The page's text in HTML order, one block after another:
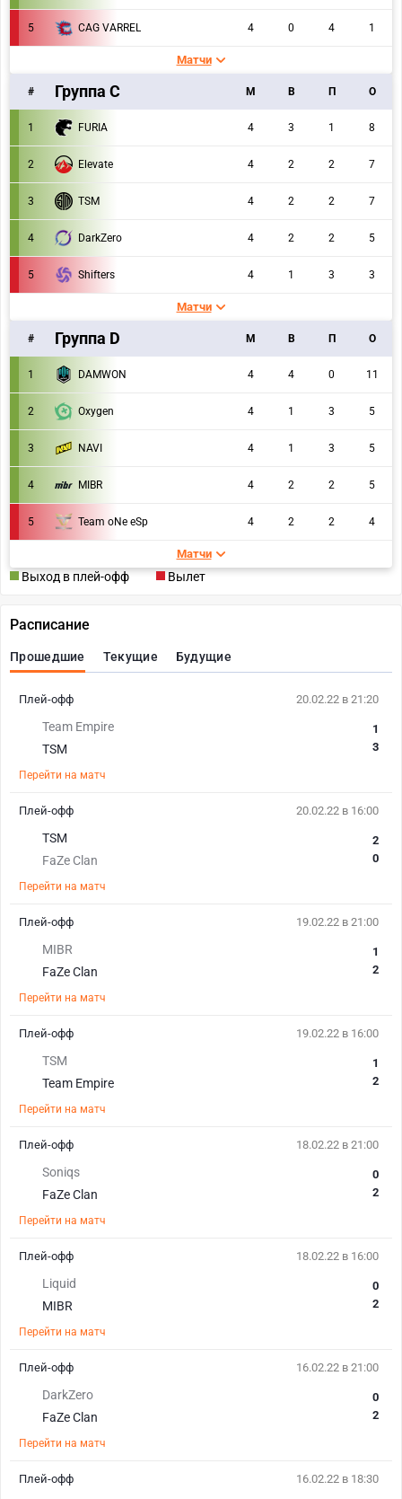
5 CAG VARREL 4 0 4 1
Матчи
# Группа C M В П О
1 FURIA 4 3 1 8
2 Elevate 4 2 2 7
3 TSM 4 2 2 7
4 DarkZero 4 2 2 5
5 Shifters 4 1 3 3
Матчи
# Группа D M В П О
1 DAMWON 4 4 0 11
2 Oxygen 4 1 3 5
3 NAVI 4 1 3 5
4 MIBR 4 2 2 5
5 Team oNe eSp 4 2 2 4
Матчи
Выход в плей-офф Вылет
Расписание
Прошедшие Текущие Будущие
20.02.22 в 21:20
Team Empire
TSM
1
3
Перейти на матч
Плей-офф
20.02.22 в 16:00
TSM
FaZe Clan
2
0
Перейти на матч
Плей-офф
19.02.22 в 21:00
MIBR
FaZe Clan
1
2
Перейти на матч
Плей-офф
19.02.22 в 16:00
TSM
Team Empire
1
2
Перейти на матч
Плей-офф
18.02.22 в 21:00
Soniqs
FaZe Clan
0
2
Перейти на матч
Плей-офф
18.02.22 в 16:00
Liquid
MIBR
0
2
Перейти на матч
Плей-офф
16.02.22 в 21:00
DarkZero
FaZe Clan
0
2
Перейти на матч
Плей-офф
16.02.22 в 18:30
Плей-офф